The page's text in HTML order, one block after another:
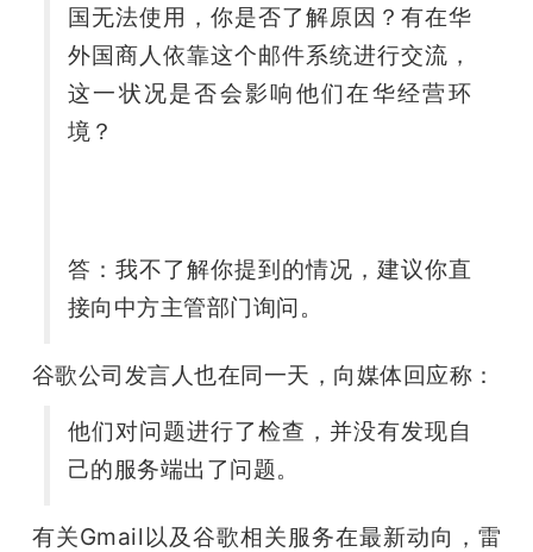
专
题
机
国无法使用，你是否了解原因？有在华
外国商人依靠这个邮件系统进行交流，
这一状况是否会影响他们在华经营环
境？
答：我不了解你提到的情况，建议你直
接向中方主管部门询问。
谷歌公司发言人也在同一天，向媒体回应称：
他们对问题进行了检查，并没有发现自
己的服务端出了问题。
有关Gmail以及谷歌相关服务在最新动向，雷